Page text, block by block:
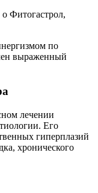
по
выраженный
лечении
Его
гиперплазий
хронического